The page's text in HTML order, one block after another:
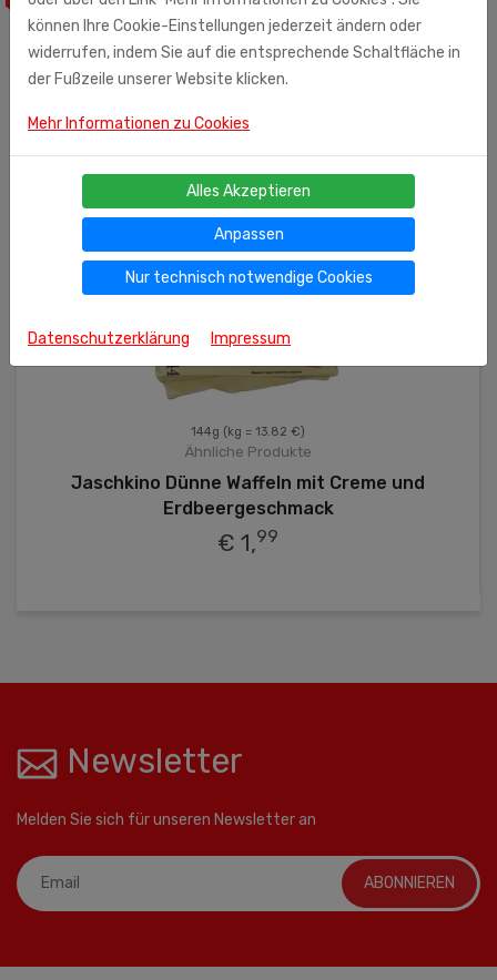
144g (kg = 13.82 €)
Ähnliche Produkte
Jaschkino Dünne Waffeln mit Creme und
Erdbeergeschmack
€ 1,99
Newsletter
Melden Sie sich für unseren Newsletter an
ABONNIEREN
können Ihre Cookie-Einstellungen jederzeit ändern oder
widerrufen, indem Sie auf die entsprechende Schaltfläche in
der Fußzeile unserer Website klicken.
Mehr Informationen zu Cookies
Alles Akzeptieren
Anpassen
Nur technisch notwendige Cookies
Datenschutzerklärung Impressum